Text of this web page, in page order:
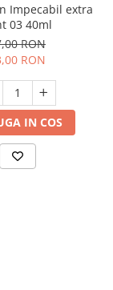
Impecabil extra
03 40ml
RON
RON
IN COS